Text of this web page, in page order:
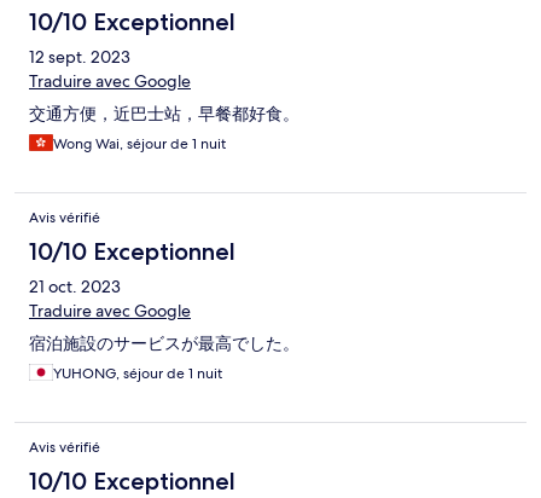
10/10 Exceptionnel
12 sept. 2023
Traduire avec Google
交通方便，近巴士站，早餐都好食。
Wong Wai, séjour de 1 nuit
Avis vérifié
10/10 Exceptionnel
21 oct. 2023
Traduire avec Google
宿泊施設のサービスが最高でした。
YUHONG, séjour de 1 nuit
Avis vérifié
10/10 Exceptionnel